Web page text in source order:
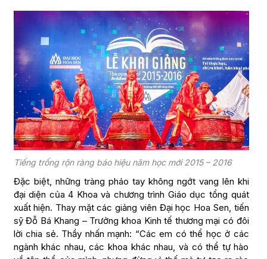
Tiếng trống rộn ràng báo hiệu năm học mới 2015 – 2016
Đặc biệt, những tràng pháo tay không ngớt vang lên khi
đại diện của 4 Khoa và chương trình Giáo dục tổng quát
xuất hiện. Thay mặt các giảng viên Đại học Hoa Sen, tiến
sỹ Đỗ Bá Khang – Trưởng khoa Kinh tế thương mại có đôi
lời chia sẻ. Thầy nhấn mạnh: “Các em có thể học ở các
ngành khác nhau, các khoa khác nhau, và có thể tự hào